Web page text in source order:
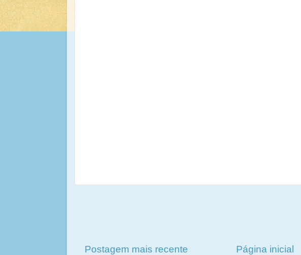
Postagem mais recente Página inicial